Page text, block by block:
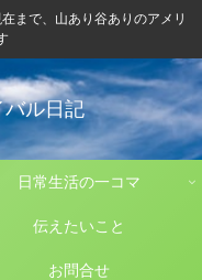
まで、山あり谷ありのアメリ
バル日記
日常生活の一コマ
伝えたいこと
お問合せ